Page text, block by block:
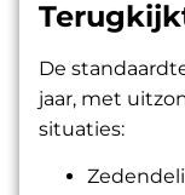
De
jaar, met
situaties: